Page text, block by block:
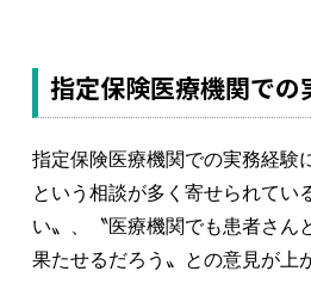
指定保険医療機関での
指定保険医療機関での実務経験
という相談が多く寄せられて
い〟、〝医療機関でも患者さん
果たせるだろう〟との意見が上